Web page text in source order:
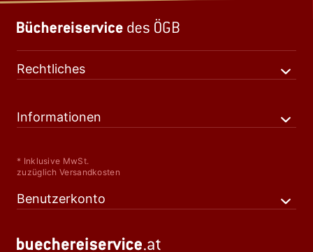
Rechtliches
Informationen
* Inklusive MwSt.
zuzüglich Versandkosten
Benutzerkonto